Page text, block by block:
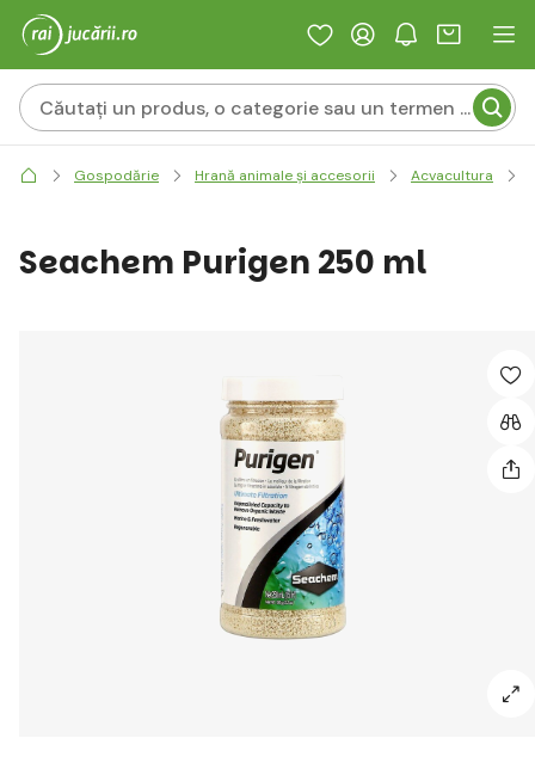
Gospodărie Hrană animale și accesorii Acvacultura
Seachem Purigen 250 ml